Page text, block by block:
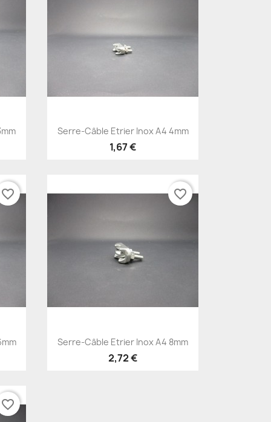
Aperçu rapide
Serre-Câble Etrier Inox A4 4mm
1,67 €
favorite_border
Aperçu rapide
Serre-Câble Etrier Inox A4 8mm
2,72 €
favorite_border
favorite_border